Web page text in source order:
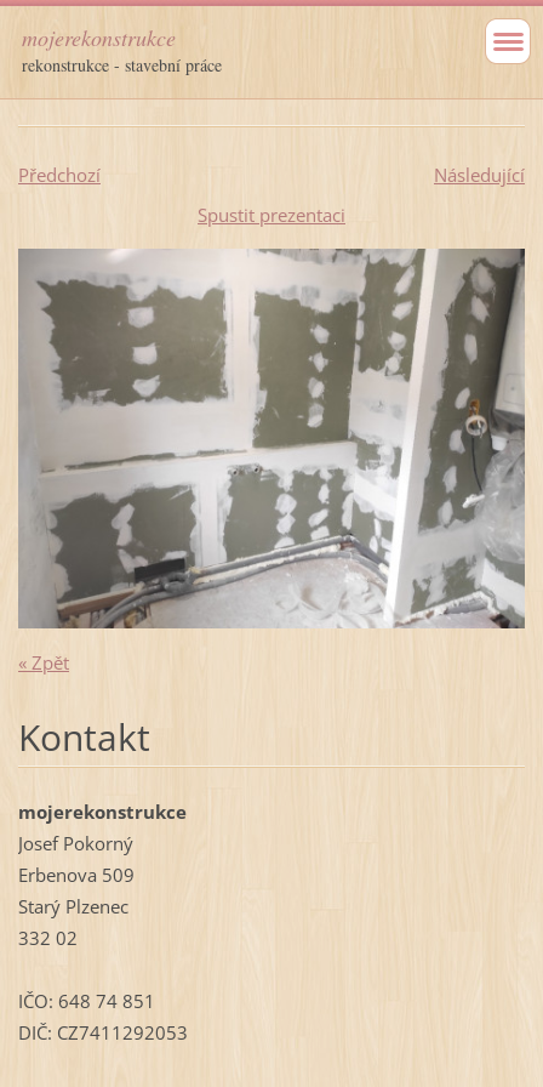
mojerekonstrukce
rekonstrukce - stavební práce
Předchozí
Následující
Spustit prezentaci
« Zpět
Kontakt
mojerekonstrukce
Josef Pokorný
Erbenova 509
Starý Plzenec
332 02
IČO: 648 74 851
DIČ: CZ7411292053